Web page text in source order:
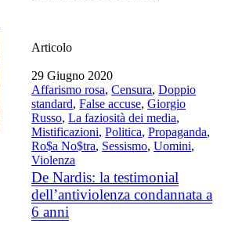
Articolo
29 Giugno 2020
Affarismo rosa,Censura,Doppio
standard,False accuse,Giorgio
Russo,La faziosità dei media,
Mistificazioni,Politica,Propaganda,
Ro$a No$tra, Sessismo,Uomini,
Violenza
De Nardis: la testimonial
dell’antiviolenza condannata a
6 anni